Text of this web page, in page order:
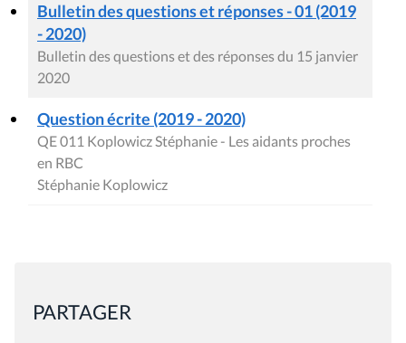
Bulletin des questions et réponses - 01 (2019
- 2020)
Bulletin des questions et des réponses du 15 janvier
2020
Question écrite (2019 - 2020)
QE 011 Koplowicz Stéphanie - Les aidants proches
en RBC
Stéphanie Koplowicz
PARTAGER